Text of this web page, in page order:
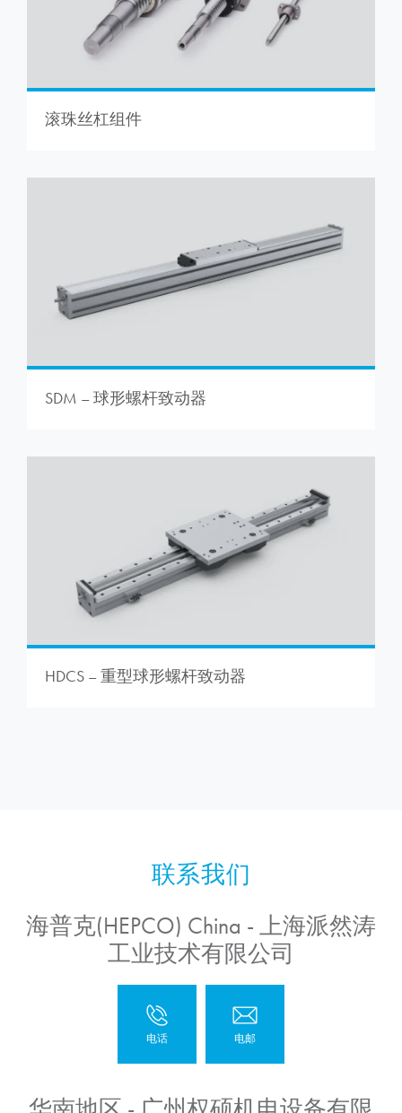
滚珠丝杠组件
SDM – 球形螺杆致动器
HDCS – 重型球形螺杆致动器
海普克(HEPCO) China - 上海派然涛
工业技术有限公司